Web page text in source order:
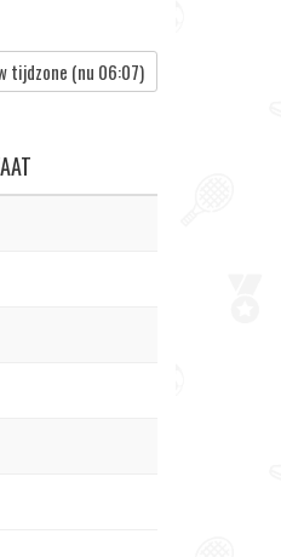
tijdzone (nu 06:07)